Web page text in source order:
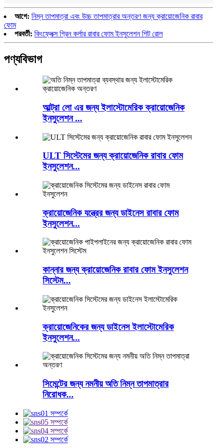
আগে: নিম্ন তাপমাত্রা এবং উচ্চ তাপমাত্রার অন্তরণ জন্য ক্রায়োজেনিক রাবার
ফোম
পরবর্তী: কিংফ্লেক্স গ্রিন কর্লার রাবার ফোম ইনসুলেশন শিট রোল
পণ্যবিভাগ
আল্ট্রা লো এর জন্য ইলাস্টোমেরিক ক্রায়োজেনিক
ইনসুলেশন ...
ULT সিস্টেমের জন্য ক্রায়োজেনিক রাবার ফোম
ইনসুলেশন...
ক্রায়োজেনিক যন্ত্রের জন্য ডাইনেস রাবার ফোম
ইনসুলেশন...
কান্নার জন্য ক্রায়োজেনিক রাবার ফোম ইনসুলেশন
সিস্টেম...
ক্রায়োজেনিকের জন্য ডাইনেস ইলাস্টোমেরিক
ইনসুলেশন...
সিমেন্টের জন্য নমনীয় অতি নিম্ন তাপমাত্রার
নিরোধক...